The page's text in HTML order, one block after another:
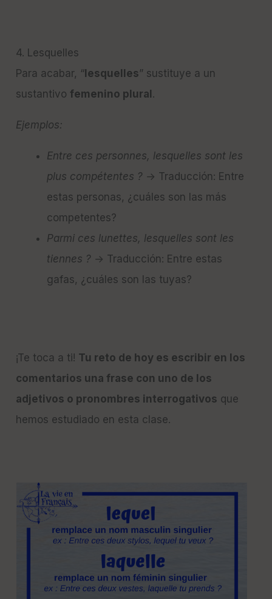
4. Lesquelles
Para acabar, “lesquelles” sustituye a un
sustantivo femenino plural.
Ejemplos:
Entre ces personnes, lesquelles sont les
plus compétentes ? → Traducción: Entre
estas personas, ¿cuáles son las más
competentes?
Parmi ces lunettes, lesquelles sont les
tiennes ? → Traducción: Entre estas
gafas, ¿cuáles son las tuyas?
¡Te toca a ti! Tu reto de hoy es escribir en los
comentarios una frase con uno de los
adjetivos o pronombres interrogativos que
hemos estudiado en esta clase.